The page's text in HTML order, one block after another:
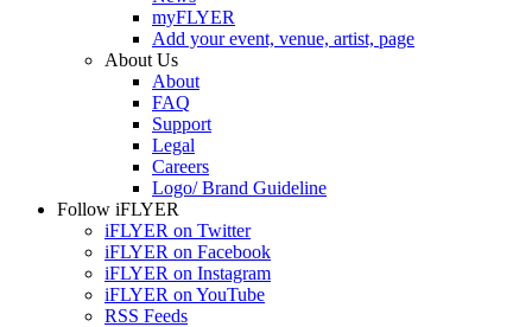
myFLYER
Add your event, venue, artist, page
About Us
About
FAQ
Support
Legal
Careers
Logo/ Brand Guideline
Follow iFLYER
iFLYER on Twitter
iFLYER on Facebook
iFLYER on Instagram
iFLYER on YouTube
RSS Feeds